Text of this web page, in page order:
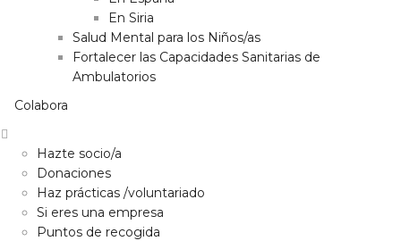
En Siria
Salud Mental para los Niños/as
Fortalecer las Capacidades Sanitarias de
Ambulatorios
Colabora
Hazte socio/a
Donaciones
Haz prácticas /voluntariado
Si eres una empresa
Puntos de recogida